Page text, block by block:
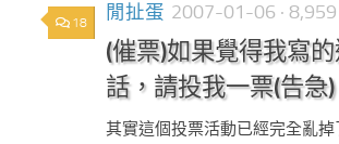
18 閒扯蛋 2007-01-06 ·
(催票)如果覺得我寫
話，請投我一票(告急)
其實這個投票活動已經完全亂掉